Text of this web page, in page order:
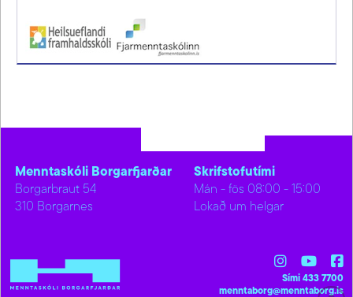
Menntaskóli Borgarfjarðar
Borgarbraut 54
310 Borgarnes
Skrifstofutími
Mán - fös 08:00 - 15:00
Lokað um helgar
Sími 433 7700
menntaborg@menntaborg.is